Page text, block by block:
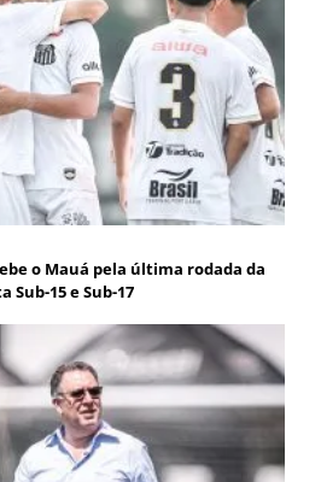
o Mauá pela última rodada da
Sub-15 e Sub-17